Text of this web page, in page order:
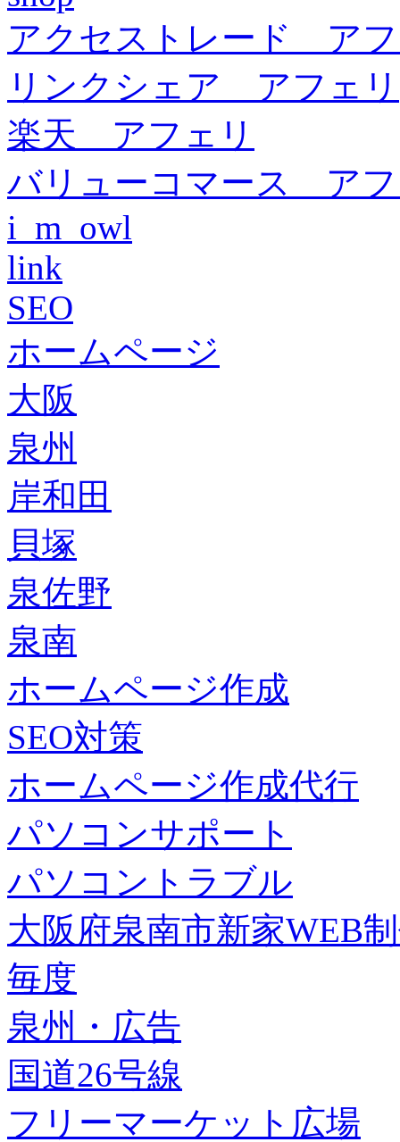
アクセストレード ア
リンクシェア アフェリ
楽天 アフェリ
バリューコマース ア
i_m_owl
link
SEO
ホームページ
大阪
泉州
岸和田
貝塚
泉佐野
泉南
ホームページ作成
SEO対策
ホームページ作成代行
パソコンサポート
パソコントラブル
大阪府泉南市新家WEB
毎度
泉州・広告
国道26号線
フリーマーケット広場